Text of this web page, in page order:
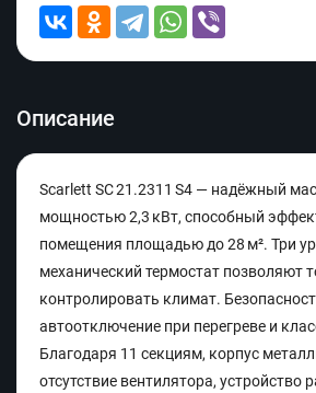
Описание
Scarlett SC 21.2311 S4 — надёжный
мощностью 2,3 кВт, способный
помещения площадью до 28 м². Три
механический термостат позволяют
контролировать климат.
автоотключение при перегреве и
Благодаря 11 секциям, корпус
отсутствие вентилятора, устройство